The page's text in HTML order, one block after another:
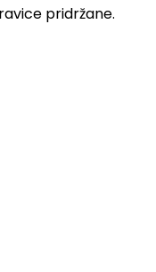
pridržane.